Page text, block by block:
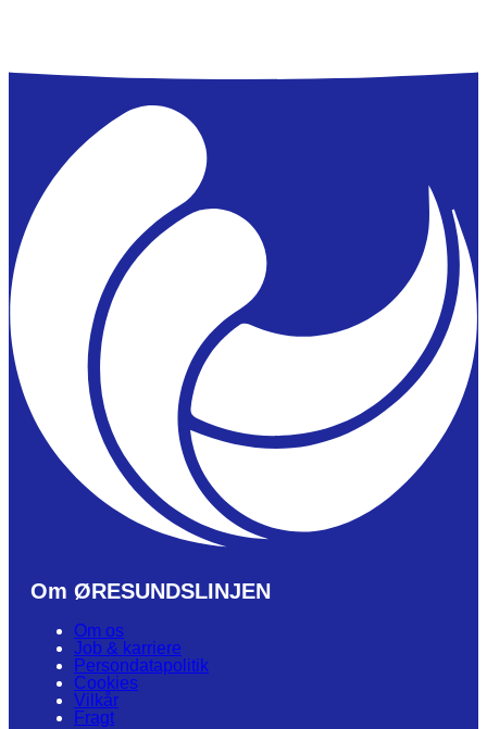
Om ØRESUNDSLINJEN
Om os
Job & karriere
Persondatapolitik
Cookies
Vilkår
Fragt